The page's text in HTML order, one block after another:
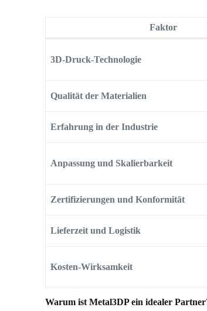
Faktor
3D-Druck-Technologie
Qualität der Materialien
Erfahrung in der Industrie
Anpassung und Skalierbarkeit
Zertifizierungen und Konformität
Lieferzeit und Logistik
Kosten-Wirksamkeit
Warum ist Metal3DP ein idealer